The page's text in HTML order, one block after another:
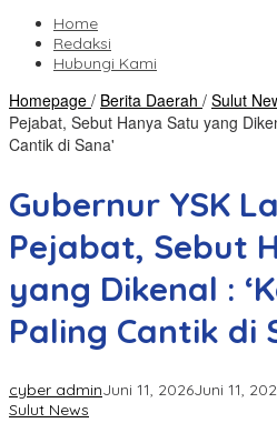
Home
Redaksi
Hubungi Kami
Homepage / Berita Daerah / Sulut
Pejabat, Sebut Hanya Satu yang
Cantik di Sana'
Gubernur YSK
Pejabat, Sebut
yang Dikenal :
Paling Cantik di
cyber adminJuni 11, 2026Juni 11,
Sulut News